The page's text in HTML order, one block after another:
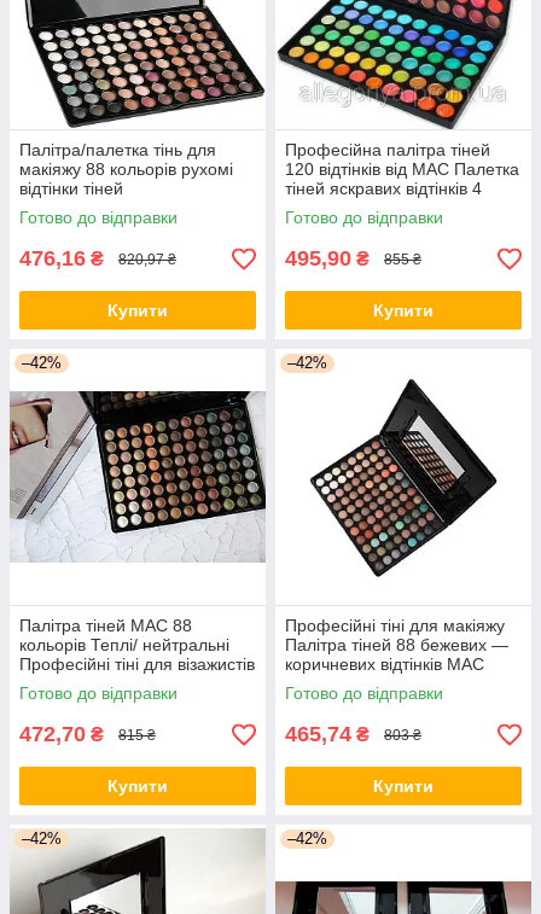
Палітра/палетка тінь для
макіяжу 88 кольорів рухомі
відтінки тіней
Готово до відправки
476,16 ₴ 820,97 ₴
Купити
Професійна палітра тіней
120 відтінків від МАС Палетка
тіней яскравих відтінків 4
різновиди паліток
Готово до відправки
495,90 ₴ 855 ₴
Купити
–42%
Палітра тіней MAC 88
кольорів Теплі/ нейтральні
Професійні тіні для візажистів
Готово до відправки
472,70 ₴ 815 ₴
Купити
–42%
Професійні тіні для макіяжу
Палітра тіней 88 бежевих —
коричневих відтінків MAC
Готово до відправки
465,74 ₴ 803 ₴
Купити
–42% –42%